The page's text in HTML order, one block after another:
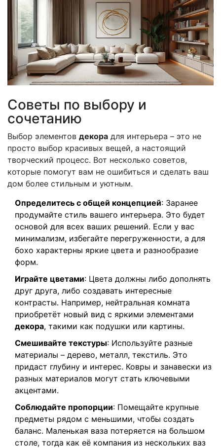
Советы по выбору и
сочетанию
Выбор элементов декора для интерьера – это не
просто выбор красивых вещей, а настоящий
творческий процесс. Вот несколько советов,
которые помогут вам не ошибиться и сделать ваш
дом более стильным и уютным.
Определитесь с общей концепцией: Заранее
продумайте стиль вашего интерьера. Это будет
основой для всех ваших решений. Если у вас
минимализм, избегайте перегруженности, а для
бохо характерны яркие цвета и разнообразие
форм.
Играйте цветами: Цвета должны либо дополнять
друг друга, либо создавать интересные
контрасты. Например, нейтральная комната
приобретёт новый вид с яркими элементами
декора, такими как подушки или картины.
Смешивайте текстуры: Используйте разные
материалы – дерево, металл, текстиль. Это
придаст глубину и интерес. Ковры и занавески из
разных материалов могут стать ключевыми
акцентами.
Соблюдайте пропорции: Помещайте крупные
предметы рядом с меньшими, чтобы создать
баланс. Маленькая ваза потеряется на большом
столе, тогда как её компания из нескольких ваз